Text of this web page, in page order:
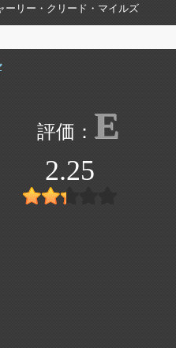
ーリー・クリード・マイルズ
E
2.25